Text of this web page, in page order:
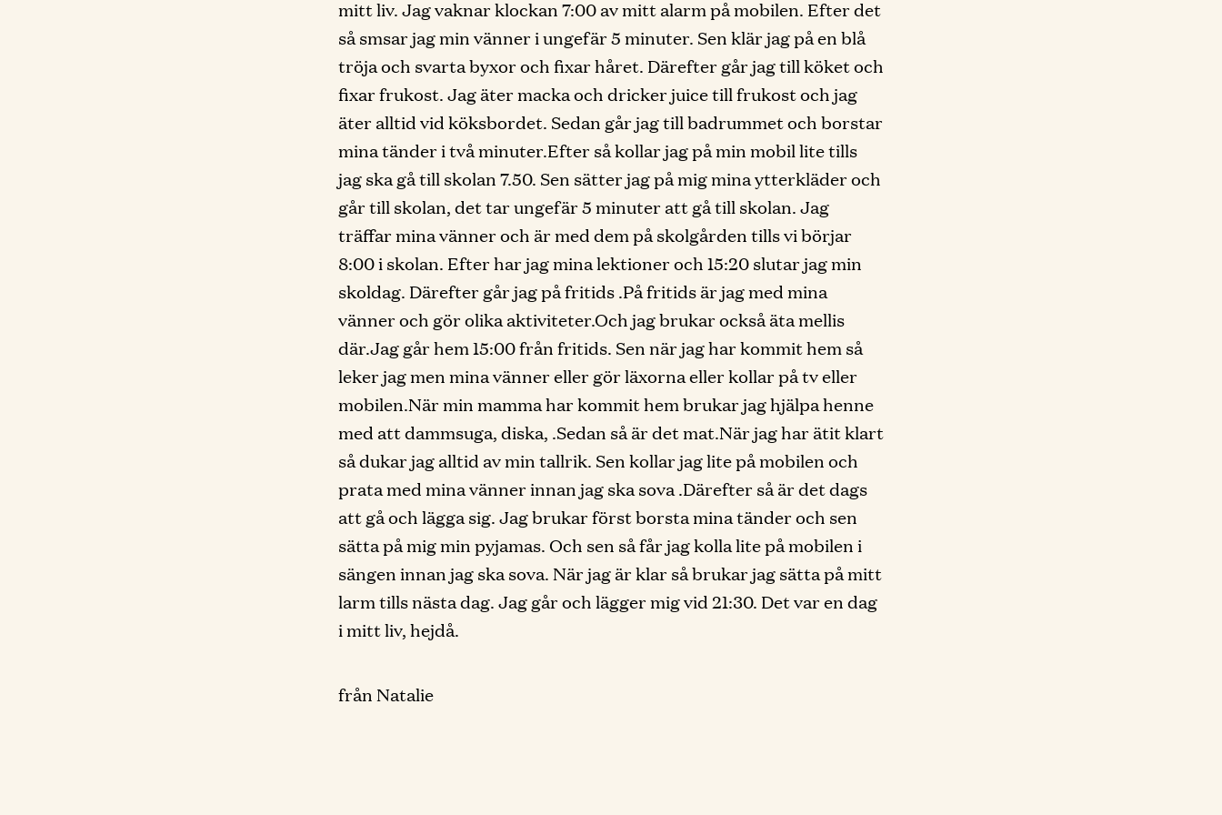
mitt liv. Jag vaknar klockan 7:00 av mitt alarm på mobilen. Efter det
så smsar jag min vänner i ungefär 5 minuter. Sen klär jag på en blå
tröja och svarta byxor och fixar håret. Därefter går jag till köket och
fixar frukost. Jag äter macka och dricker juice till frukost och jag
äter alltid vid köksbordet. Sedan går jag till badrummet och borstar
mina tänder i två minuter.Efter så kollar jag på min mobil lite tills
jag ska gå till skolan 7.50. Sen sätter jag på mig mina ytterkläder och
går till skolan, det tar ungefär 5 minuter att gå till skolan. Jag
träffar mina vänner och är med dem på skolgården tills vi börjar
8:00 i skolan. Efter har jag mina lektioner och 15:20 slutar jag min
skoldag. Därefter går jag på fritids .På fritids är jag med mina
vänner och gör olika aktiviteter.Och jag brukar också äta mellis
där.Jag går hem 15:00 från fritids. Sen när jag har kommit hem så
leker jag men mina vänner eller gör läxorna eller kollar på tv eller
mobilen.När min mamma har kommit hem brukar jag hjälpa henne
med att dammsuga, diska, .Sedan så är det mat.När jag har ätit klart
så dukar jag alltid av min tallrik. Sen kollar jag lite på mobilen och
prata med mina vänner innan jag ska sova .Därefter så är det dags
att gå och lägga sig. Jag brukar först borsta mina tänder och sen
sätta på mig min pyjamas. Och sen så får jag kolla lite på mobilen i
sängen innan jag ska sova. När jag är klar så brukar jag sätta på mitt
larm tills nästa dag. Jag går och lägger mig vid 21:30. Det var en dag
i mitt liv, hejdå.
från Natalie